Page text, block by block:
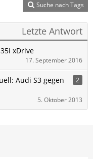
Suche nach Tags
Letzte Antwort
xDrive
17. September 2016
Audi S3 gegen
2
5. Oktober 2013